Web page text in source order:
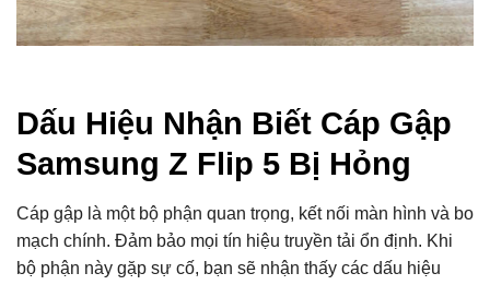
Dấu Hiệu Nhận Biết Cáp Gập
Samsung Z Flip 5 Bị Hỏng
Cáp gập là một bộ phận quan trọng, kết nối màn hình và bo
mạch chính. Đảm bảo mọi tín hiệu truyền tải ổn định. Khi
bộ phận này gặp sự cố, bạn sẽ nhận thấy các dấu hiệu